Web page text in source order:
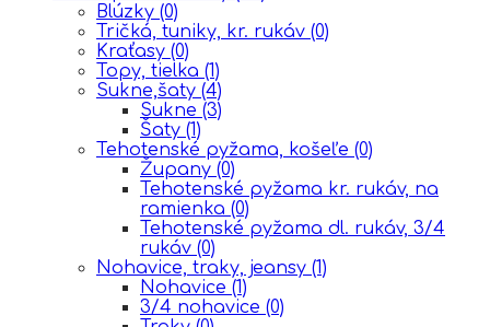
Blúzky (0)
Tričká, tuniky, kr. rukáv (0)
Kraťasy (0)
Topy, tielka (1)
Sukne,šaty (4)
Sukne (3)
Šaty (1)
Tehotenské pyžama, košeľe (0)
Župany (0)
Tehotenské pyžama kr. rukáv, na
ramienka (0)
Tehotenské pyžama dl. rukáv, 3/4
rukáv (0)
Nohavice, traky, jeansy (1)
Nohavice (1)
3/4 nohavice (0)